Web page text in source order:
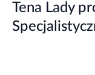
Tena Lady